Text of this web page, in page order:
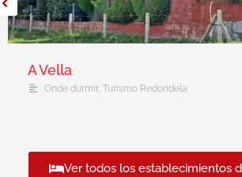
A Vella
Onde durmir, Turismo Redondela
Ver todos los establecimientos